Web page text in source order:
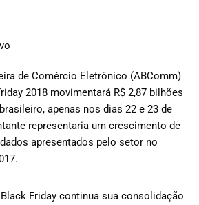
de Comércio Eletrônico (ABComm)
2018 movimentará R$ 2,87 bilhões
apenas nos dias 22 e 23 de
representaria um crescimento de
apresentados pelo setor no
Friday continua sua consolidação